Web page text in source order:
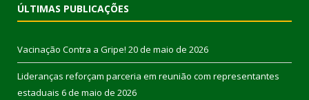
ÚLTIMAS PUBLICAÇÕES
Vacinação Contra a Gripe! 20 de maio de 2026
Lideranças reforçam parceria em reunião com representantes
estaduais 6 de maio de 2026